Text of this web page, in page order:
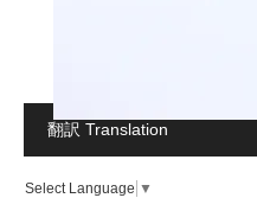
翻訳 Translation
Select Language ▼